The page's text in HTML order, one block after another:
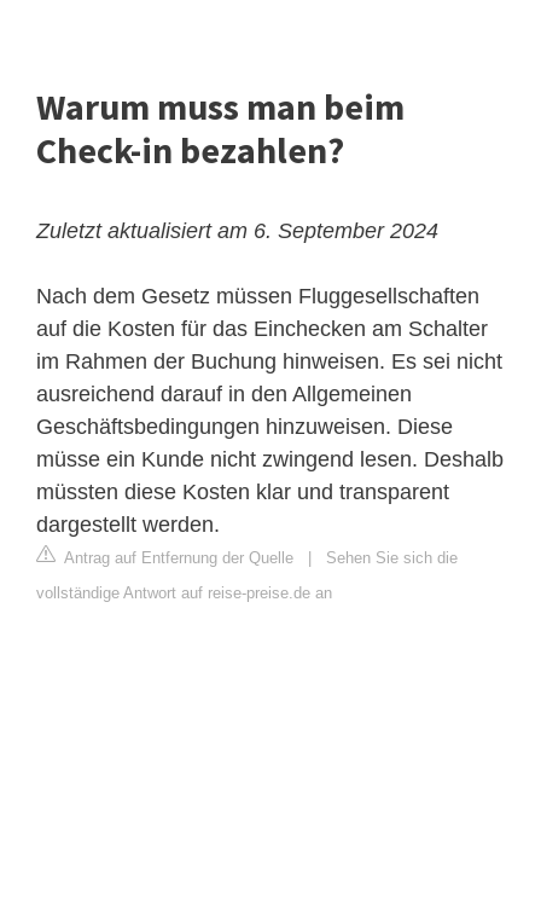
Warum muss man beim
Check-in bezahlen?
Zuletzt aktualisiert am 6. September 2024
Nach dem Gesetz müssen Fluggesellschaften
auf die Kosten für das Einchecken am Schalter
im Rahmen der Buchung hinweisen. Es sei nicht
ausreichend darauf in den Allgemeinen
Geschäftsbedingungen hinzuweisen. Diese
müsse ein Kunde nicht zwingend lesen. Deshalb
müssten diese Kosten klar und transparent
dargestellt werden.
Antrag auf Entfernung der Quelle
Sehen Sie sich die
vollständige Antwort auf reise-preise.de an